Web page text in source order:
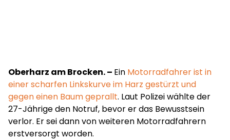
Oberharz am Brocken. – Ein Motorradfahrer ist in
einer scharfen Linkskurve im Harz gestürzt und
gegen einen Baum geprallt. Laut Polizei wählte der
27-Jährige den Notruf, bevor er das Bewusstsein
verlor. Er sei dann von weiteren Motorradfahrern
erstversorgt worden.